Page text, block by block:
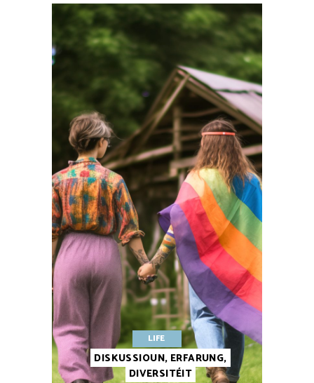
LIFE
DISKUSSIOUN, ERFARUNG,
DIVERSITÉIT